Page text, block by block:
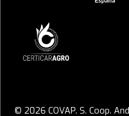
© 2026 COVAP. S. Coop.